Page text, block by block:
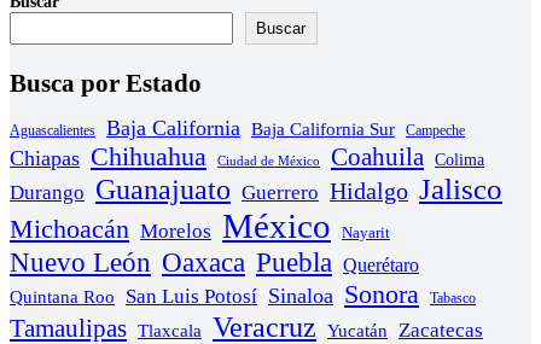
Buscar
Busca por Estado
Aguascalientes Baja California Baja California Sur Campeche
Chiapas Chihuahua Ciudad de México Coahuila Colima
Durango Guanajuato Guerrero Hidalgo Jalisco
Michoacán Morelos México Nayarit
Nuevo León Oaxaca Puebla Querétaro
Quintana Roo San Luis Potosí Sinaloa Sonora Tabasco
Tamaulipas Tlaxcala Veracruz Yucatán Zacatecas